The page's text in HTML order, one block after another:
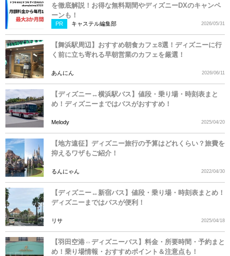
を徹底解説！お得な無料期間やディズニーDXのキャンペ
ーンも！
PR キャステル編集部 2026/05/31
【舞浜駅周辺】おすすめ朝食カフェ8選！ディズニーに行
く前に立ち寄れる早朝営業のカフェを厳選！
あんにん 2026/06/11
【ディズニー↔横浜駅バス】値段・乗り場・時刻表まと
め！ディズニーまではバスがおすすめ！
Melody 2025/04/20
【地方遠征】ディズニー旅行の予算はどれくらい？旅費を
抑えるワザもご紹介！
るんにゃん 2022/04/30
【ディズニー↔︎新宿バス】値段・乗り場・時刻表まとめ！
ディズニーまではバスが便利！
リサ 2025/04/18
【羽田空港⇔ディズニーバス】料金・所要時間・予約まと
め！乗り場情報・おすすめポイント＆注意点も！